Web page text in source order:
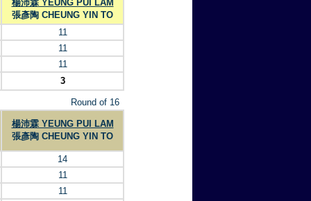
楊沛霖 YEUNG PUI LAM
張彥陶 CHEUNG YIN TO
11
11
11
3
Round of 16
楊沛霖 YEUNG PUI LAM
張彥陶 CHEUNG YIN TO
14
11
11